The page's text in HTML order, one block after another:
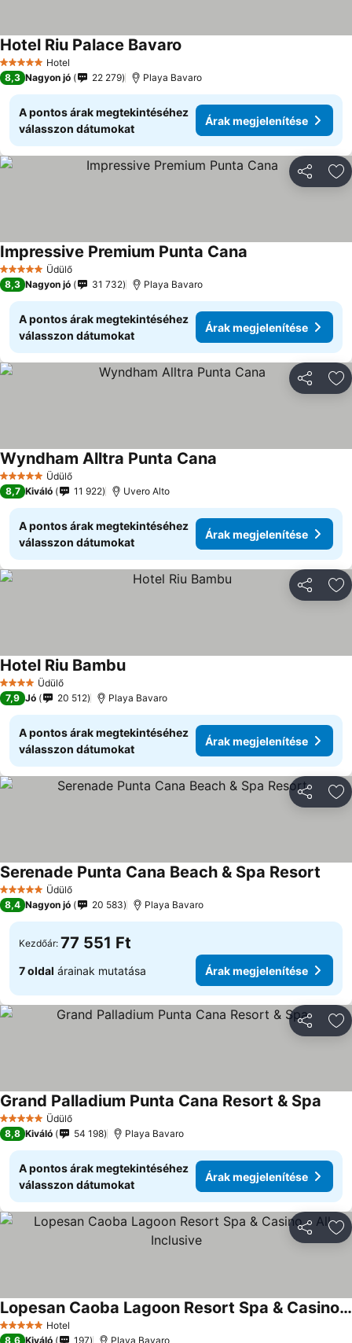
5 KategóriaHotel
Hotel Riu Palace Bavaro
8,3 Nagyon jó 22 279 Playa Bavaro
A pontos árak megtekintéséhez
válasszon dátumokat
Árak megjelenítése
5 KategóriaÜdülő
Impressive Premium Punta Cana
8,3 Nagyon jó 31 732 Playa Bavaro
A pontos árak megtekintéséhez
válasszon dátumokat
Árak megjelenítése
5 KategóriaÜdülő
Wyndham Alltra Punta Cana
8,7 Kiváló 11 922 Uvero Alto
A pontos árak megtekintéséhez
válasszon dátumokat
Árak megjelenítése
4 KategóriaÜdülő
Hotel Riu Bambu
7,9 Jó 20 512 Playa Bavaro
A pontos árak megtekintéséhez
válasszon dátumokat
Árak megjelenítése
5 KategóriaÜdülő
Serenade Punta Cana Beach & Spa Resort
8,4 Nagyon jó 20 583 Playa Bavaro
Kezdőár: 77 551 Ft
7 oldal árainak mutatása Árak megjelenítése
5 KategóriaÜdülő
Grand Palladium Punta Cana Resort & Spa
8,8 Kiváló 54 198 Playa Bavaro
A pontos árak megtekintéséhez
válasszon dátumokat
Árak megjelenítése
5 KategóriaHotel
Lopesan Caoba Lagoon Resort Spa & Casino - All Inclusive
8,6 Kiváló 197 Playa Bavaro